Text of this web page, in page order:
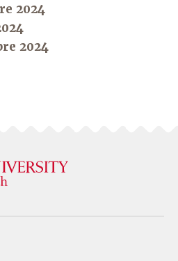
2024
2024